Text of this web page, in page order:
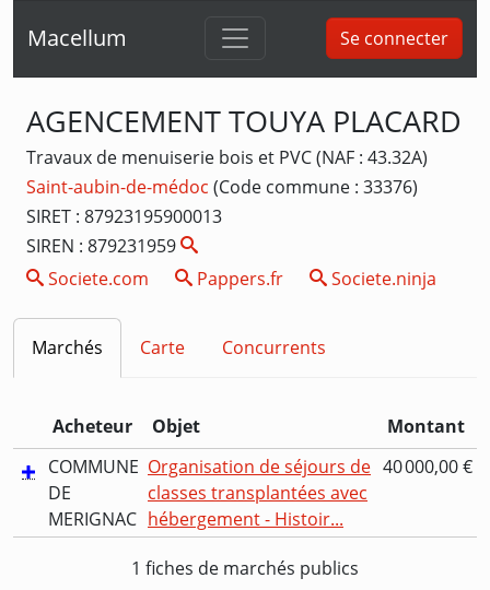
Macellum Se connecter
AGENCEMENT TOUYA PLACARD
Travaux de menuiserie bois et PVC (NAF : 43.32A)
Saint-aubin-de-médoc (Code commune : 33376)
SIRET : 87923195900013
SIREN : 879231959
Societe.com
Pappers.fr Societe.ninja
Marchés Carte Concurrents
Acheteur Objet
Montant
COMMUNE
DE
MERIGNAC
Organisation de séjours de
classes transplantées avec
hébergement - Histoir...
40 000,00 €
1 fiches de marchés publics